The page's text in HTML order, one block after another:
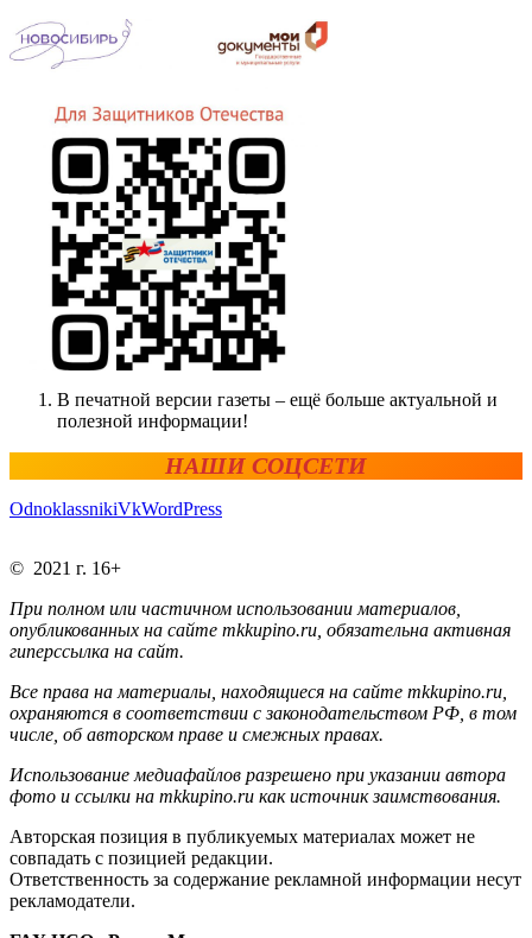
В печатной версии газеты – ещё больше актуальной и
полезной информации!
НАШИ СОЦСЕТИ
OdnoklassnikiVkWordPress
© 2021 г. 16+
При полном или частичном использовании материалов,
опубликованных на сайте mkkupino.ru, обязательна активная
гиперссылка на сайт.
Все права на материалы, находящиеся на сайте mkkupino.ru,
охраняются в соответствии с законодательством РФ, в том
числе, об авторском праве и смежных правах.
Использование медиафайлов разрешено при указании автора
фото и ссылки на mkkupino.ru как источник заимствования.
Авторская позиция в публикуемых материалах может не
совпадать с позицией редакции.
Ответственность за содержание рекламной информации несут
рекламодатели.